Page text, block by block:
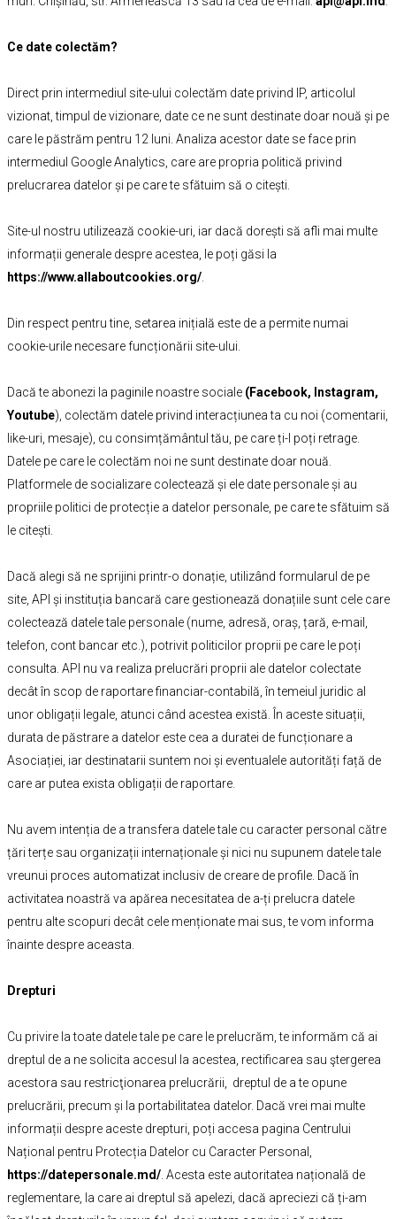
Ce date colectăm?
Direct prin intermediul site-ului colectăm date privind IP, articolul
vizionat, timpul de vizionare, date ce ne sunt destinate doar nouă și pe
care le păstrăm pentru 12 luni. Analiza acestor date se face prin
intermediul Google Analytics, care are propria politică privind
prelucrarea datelor și pe care te sfătuim să o citești.
Site-ul nostru utilizează cookie-uri, iar dacă dorești să afli mai multe
informații generale despre acestea, le poți găsi la
https://www.allaboutcookies.org/.
Din respect pentru tine, setarea inițială este de a permite numai
cookie-urile necesare funcționării site-ului.
Dacă te abonezi la paginile noastre sociale (Facebook, Instagram,
Youtube), colectăm datele privind interacțiunea ta cu noi (comentarii,
like-uri, mesaje), cu consimțământul tău, pe care ți-l poți retrage.
Datele pe care le colectăm noi ne sunt destinate doar nouă.
Platformele de socializare colectează și ele date personale și au
propriile politici de protecție a datelor personale, pe care te sfătuim să
le citești.
Dacă alegi să ne sprijini printr-o donație, utilizând formularul de pe
site, API și instituția bancară care gestionează donațiile sunt cele care
colectează datele tale personale (nume, adresă, oraș, țară, e-mail,
telefon, cont bancar etc.), potrivit politicilor proprii pe care le poți
consulta. API nu va realiza prelucrări proprii ale datelor colectate
decât în scop de raportare financiar-contabilă, în temeiul juridic al
unor obligații legale, atunci când acestea există. În aceste situații,
durata de păstrare a datelor este cea a duratei de funcționare a
Asociației, iar destinatarii suntem noi și eventualele autorități față de
care ar putea exista obligații de raportare.
Nu avem intenția de a transfera datele tale cu caracter personal către
țări terțe sau organizații internaționale și nici nu supunem datele tale
vreunui proces automatizat inclusiv de creare de profile. Dacă în
activitatea noastră va apărea necesitatea de a-ți prelucra datele
pentru alte scopuri decât cele menționate mai sus, te vom informa
înainte despre aceasta.
Drepturi
Cu privire la toate datele tale pe care le prelucrăm, te informăm că ai
dreptul de a ne solicita accesul la acestea, rectificarea sau ştergerea
acestora sau restricţionarea prelucrării, dreptul de a te opune
prelucrării, precum și la portabilitatea datelor. Dacă vrei mai multe
informații despre aceste drepturi, poți accesa pagina Centrului
Național pentru Protecția Datelor cu Caracter Personal,
https://datepersonale.md/. Acesta este autoritatea națională de
reglementare, la care ai dreptul să apelezi, dacă apreciezi că ți-am